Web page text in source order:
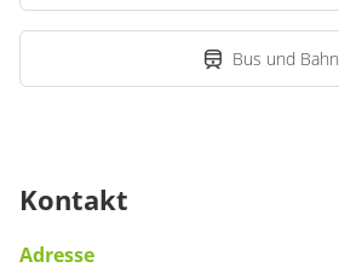
Bus und Bahn
Kontakt
Adresse